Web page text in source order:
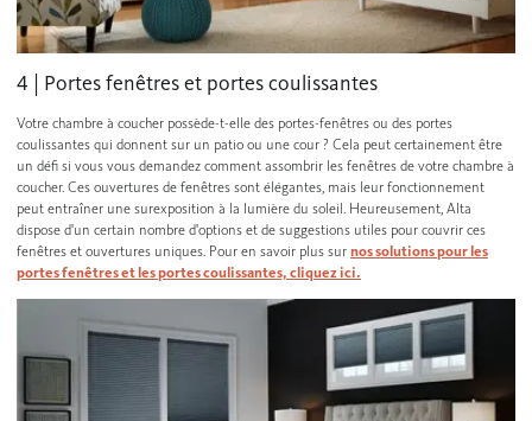
4 | Portes fenêtres et portes coulissantes
Votre chambre à coucher possède-t-elle des portes-fenêtres ou des portes
coulissantes qui donnent sur un patio ou une cour ? Cela peut certainement être
un défi si vous vous demandez comment assombrir les fenêtres de votre chambre à
coucher. Ces ouvertures de fenêtres sont élégantes, mais leur fonctionnement
peut entraîner une surexposition à la lumière du soleil. Heureusement, Alta
dispose d'un certain nombre d'options et de suggestions utiles pour couvrir ces
fenêtres et ouvertures uniques. Pour en savoir plus sur nos solutions pour les
portes fenêtres et les portes coulissantes, cliquez ici.